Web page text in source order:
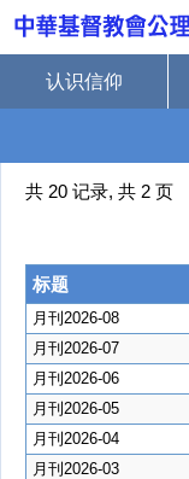
认识信仰
共 20 记录, 共 2 页
标题
月刊2026-08
月刊2026-07
月刊2026-06
月刊2026-05
月刊2026-04
月刊2026-03